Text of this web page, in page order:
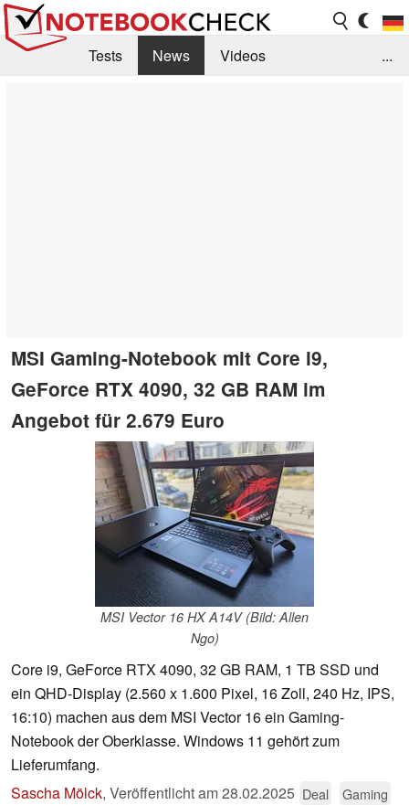
Tests News
Videos
...
MSI Gaming-Notebook mit Core i9,
GeForce RTX 4090, 32 GB RAM im
Angebot für 2.679 Euro
MSI Vector 16 HX A14V (Bild: Allen
Ngo)
Core i9, GeForce RTX 4090, 32 GB RAM, 1 TB SSD und
ein QHD-Display (2.560 x 1.600 Pixel, 16 Zoll, 240 Hz, IPS,
16:10) machen aus dem MSI Vector 16 ein Gaming-
Notebook der Oberklasse. Windows 11 gehört zum
Lieferumfang.
Sascha Mölck, Veröffentlicht am28.02.2025 Deal
Gaming